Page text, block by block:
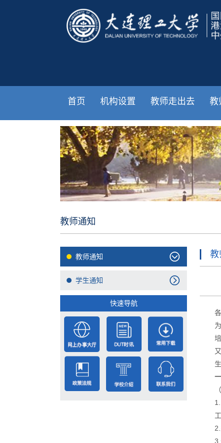
首页 机构设置 教师走出去 教
教师通知
教师通知
学生通知
快速导航
教